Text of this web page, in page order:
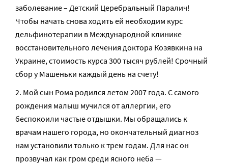
заболевание – Детский Церебральный Паралич!
Чтобы начать снова ходить ей необходим курс
дельфинотерапии в Международной клинике
восстановительного лечения доктора Козявкина на
Украине, стоимость курса 300 тысяч рублей! Срочный
сбор у Машеньки каждый день на счету!
Мой сын Рома родился летом 2007 года. С самого
рождения малыш мучился от аллергии, его
беспокоили частые отдышки. Мы обращались к
врачам нашего города, но окончательный диагноз
нам установили только к трем годам. Для нас он
прозвучал как гром среди ясного неба —